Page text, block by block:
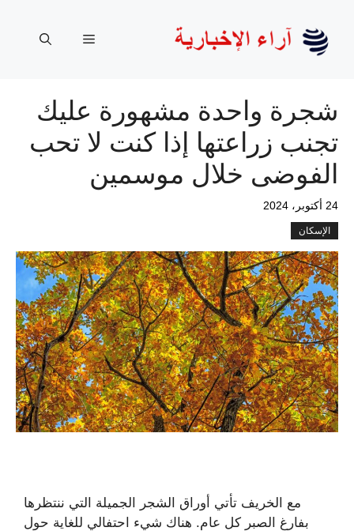
المحتوى
القائمة
شجرة واحدة مشهورة عليك
تجنب زراعتها إذا كنت لا تحب
الفوضى خلال موسمين
24 أكتوبر، 2024
الإسكان
مع الخريف تأتي أوراق الشجر الجميلة التي ننتظرها
بفارغ الصبر كل عام. هناك شيء احتفالي للغاية حول